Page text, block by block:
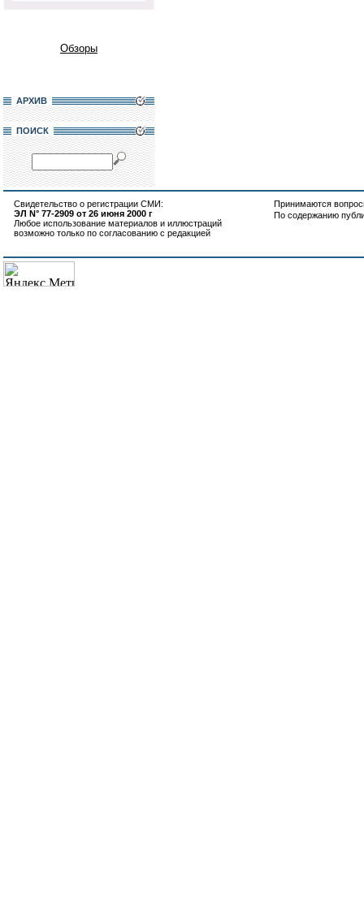
Обзоры
АРХИВ
ПОИСК
Свидетельство о регистрации СМИ:
ЭЛ N° 77-2909 от 26 июня 2000 г
Любое использование материалов и иллюстраций
возможно только по согласованию с редакцией
Принимаются
По содержанию